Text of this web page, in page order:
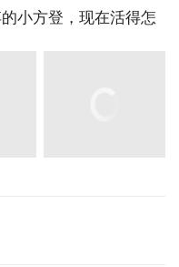
小方登，现在活得怎